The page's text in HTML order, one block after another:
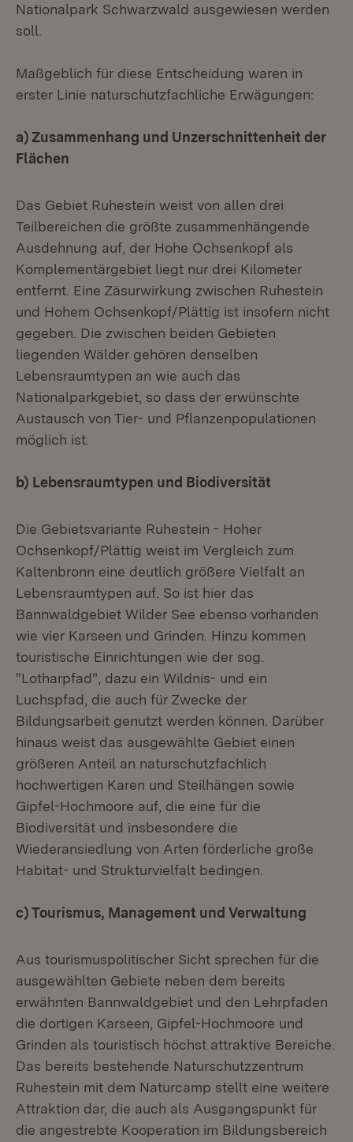
Nationalpark Schwarzwald ausgewiesen werden
soll.
Maßgeblich für diese Entscheidung waren in
erster Linie naturschutzfachliche Erwägungen:
a) Zusammenhang und Unzerschnittenheit der
Flächen
Das Gebiet Ruhestein weist von allen drei
Teilbereichen die größte zusammenhängende
Ausdehnung auf, der Hohe Ochsenkopf als
Komplementärgebiet liegt nur drei Kilometer
entfernt. Eine Zäsurwirkung zwischen Ruhestein
und Hohem Ochsenkopf/Plättig ist insofern nicht
gegeben. Die zwischen beiden Gebieten
liegenden Wälder gehören denselben
Lebensraumtypen an wie auch das
Nationalparkgebiet, so dass der erwünschte
Austausch von Tier- und Pflanzenpopulationen
möglich ist.
b) Lebensraumtypen und Biodiversität
Die Gebietsvariante Ruhestein - Hoher
Ochsenkopf/Plättig weist im Vergleich zum
Kaltenbronn eine deutlich größere Vielfalt an
Lebensraumtypen auf. So ist hier das
Bannwaldgebiet Wilder See ebenso vorhanden
wie vier Karseen und Grinden. Hinzu kommen
touristische Einrichtungen wie der sog.
"Lotharpfad", dazu ein Wildnis- und ein
Luchspfad, die auch für Zwecke der
Bildungsarbeit genutzt werden können. Darüber
hinaus weist das ausgewählte Gebiet einen
größeren Anteil an naturschutzfachlich
hochwertigen Karen und Steilhängen sowie
Gipfel-Hochmoore auf, die eine für die
Biodiversität und insbesondere die
Wiederansiedlung von Arten förderliche große
Habitat- und Strukturvielfalt bedingen.
c) Tourismus, Management und Verwaltung
Aus tourismuspolitischer Sicht sprechen für die
ausgewählten Gebiete neben dem bereits
erwähnten Bannwaldgebiet und den Lehrpfaden
die dortigen Karseen, Gipfel-Hochmoore und
Grinden als touristisch höchst attraktive Bereiche.
Das bereits bestehende Naturschutzzentrum
Ruhestein mit dem Naturcamp stellt eine weitere
Attraktion dar, die auch als Ausgangspunkt für
die angestrebte Kooperation im Bildungsbereich